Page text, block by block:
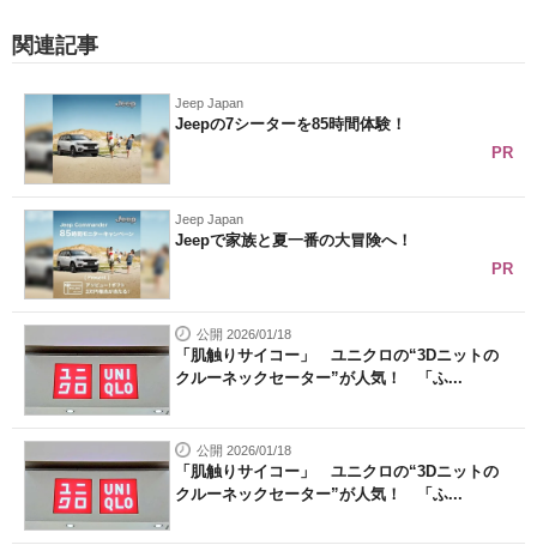
製造業のIT導入・活用を支援
モノづくり技術者専門サイト
エレクトロニクス専門サイト
電子設計の基本と応用
エネルギーの専門メディア
ちょっと気になるネットの話題
関連記事
Jeep Japan
Jeepの7シーターを85時間体験！
PR
Jeep Japan
Jeepで家族と夏一番の大冒険へ！
PR
公開 2026/01/18
「肌触りサイコー」 ユニクロの“3Dニットの
クルーネックセーター”が人気！ 「ふ...
公開 2026/01/18
「肌触りサイコー」 ユニクロの“3Dニットの
クルーネックセーター”が人気！ 「ふ...